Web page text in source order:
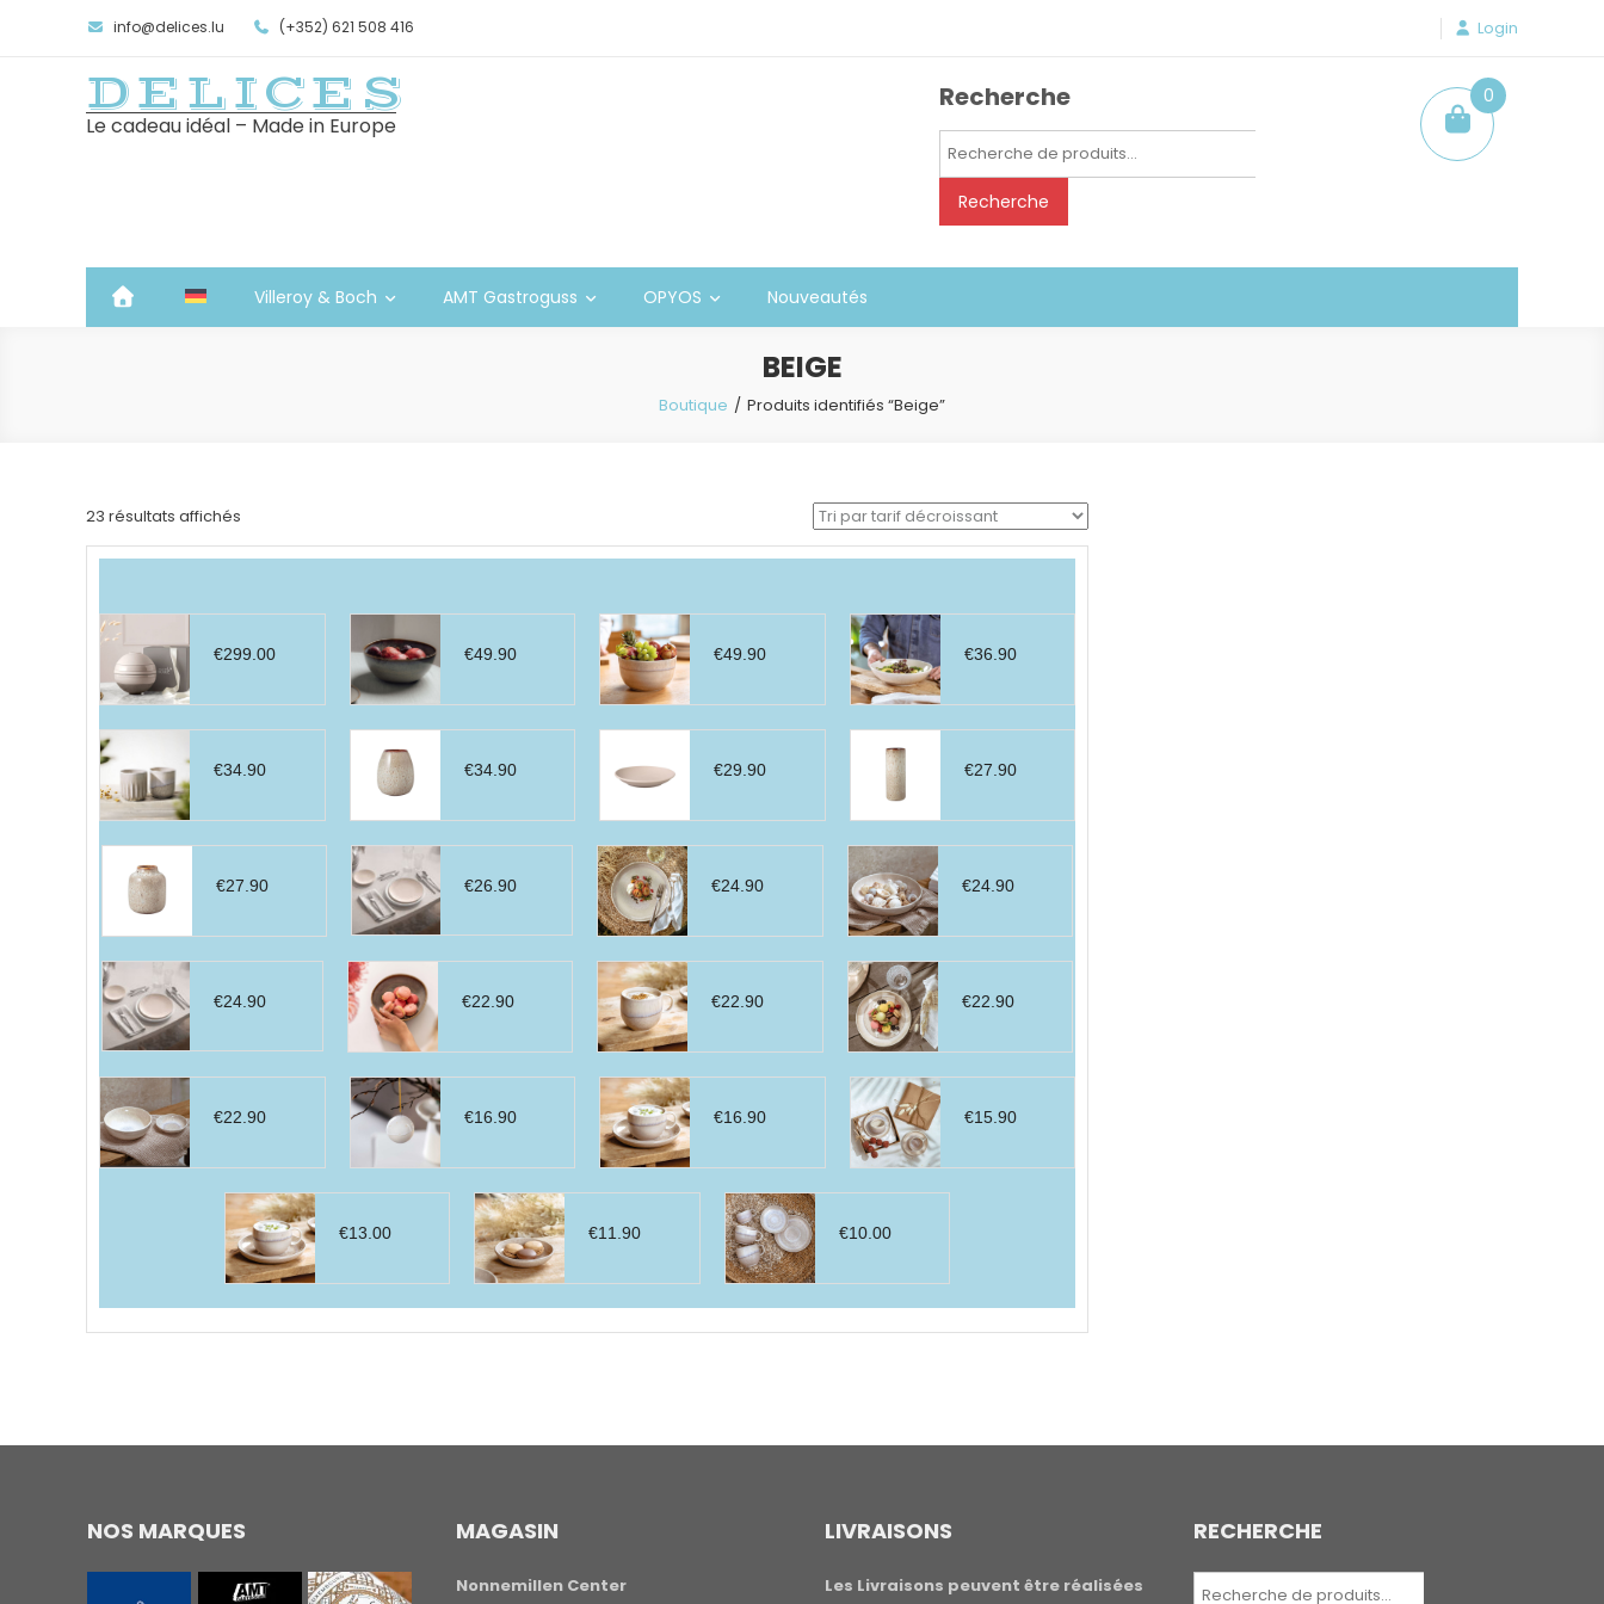
info@delices.lu (+352) 621 508 416 Login
DELICES
Le cadeau idéal – Made in Europe
Recherche
Recherche
Recherche
0
item
Villeroy & Boch AMT Gastroguss OPYOS Nouveautés
BEIGE
Boutique Produits identifiés “Beige”
23 résultats affichés
par
€299.00 €49.90 €49.90 €36.90
€34.90 €34.90 €29.90 €27.90
€27.90 €26.90 €24.90 €24.90
€24.90 €22.90 €22.90 €22.90
€22.90 €16.90 €16.90 €15.90
€13.00 €11.90 €10.00
NOS MARQUES MAGASIN
Nonnemillen Center
LIVRAISONS
Les Livraisons peuvent être réalisées
RECHERCHE
Recherche